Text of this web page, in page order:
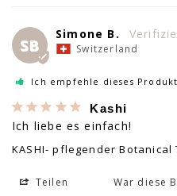
SB
Simone B.
Switzerland
Ich empfehle dieses Produkt
Kashi
Ich liebe es einfach!
KASHI- pflegender Botanical
Teilen War diese